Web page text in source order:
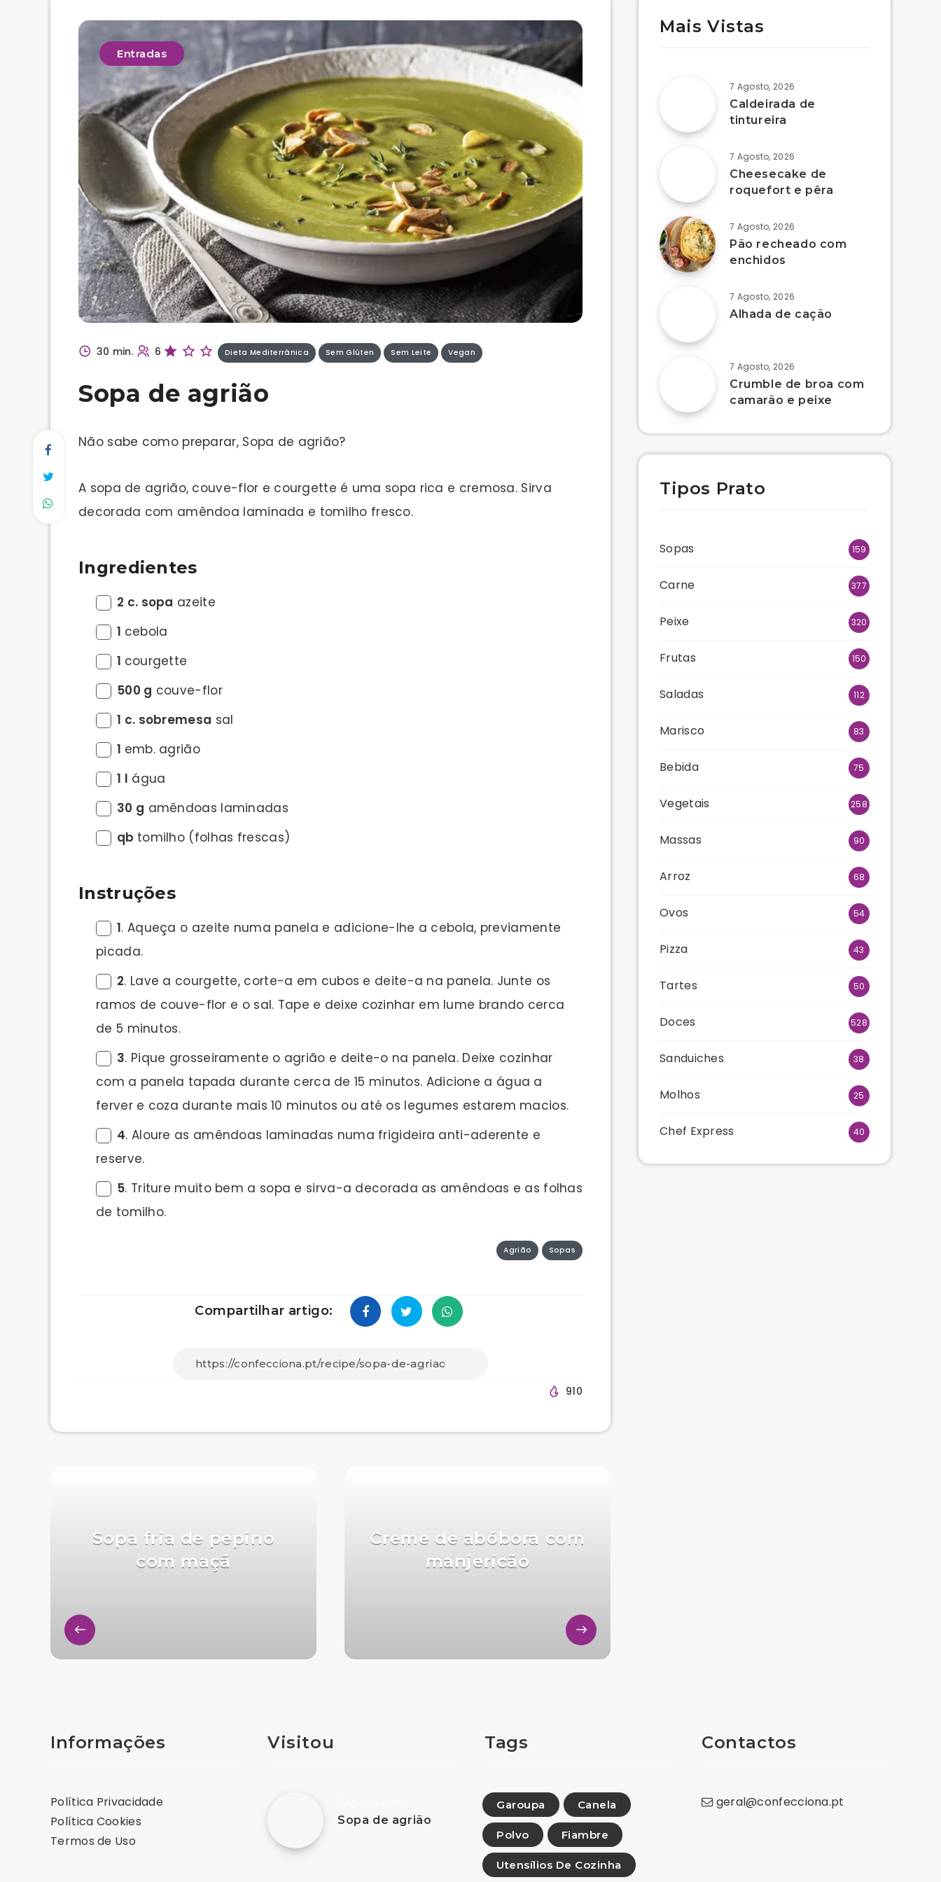
Entradas
30 min. 6 Dieta Mediterrânica Sem Glúten Sem Leite Vegan
Sopa de agrião
Não sabe como preparar, Sopa de agrião?
A sopa de agrião, couve-flor e courgette é uma sopa rica e cremosa. Sirva
decorada com amêndoa laminada e tomilho fresco.
Ingredientes
2 c. sopa azeite
1 cebola
1 courgette
500 g couve-flor
1 c. sobremesa sal
1 emb. agrião
1 l água
30 g amêndoas laminadas
qb tomilho (folhas frescas)
Instruções
1. Aqueça o azeite numa panela e adicione-lhe a cebola, previamente
picada.
2. Lave a courgette, corte-a em cubos e deite-a na panela. Junte os
ramos de couve-flor e o sal. Tape e deixe cozinhar em lume brando cerca
de 5 minutos.
3. Pique grosseiramente o agrião e deite-o na panela. Deixe cozinhar
com a panela tapada durante cerca de 15 minutos. Adicione a água a
ferver e coza durante mais 10 minutos ou até os legumes estarem macios.
4. Aloure as amêndoas laminadas numa frigideira anti-aderente e
reserve.
5. Triture muito bem a sopa e sirva-a decorada as amêndoas e as folhas
de tomilho.
Agrião Sopas
Compartilhar artigo:
910
Creme de abóbora com
manjericão
Sopa fria de pepino
com maçã
Mais Vistas
7 Agosto, 2026
Caldeirada de
tintureira
7 Agosto, 2026
Cheesecake de
roquefort e pêra
7 Agosto, 2026
Pão recheado com
enchidos
7 Agosto, 2026
Alhada de cação
7 Agosto, 2026
Crumble de broa com
camarão e peixe
Tipos Prato
Sopas 159
Carne 377
Peixe 320
Frutas 150
Saladas 112
Marisco 83
Bebida 75
Vegetais 258
Massas 90
Arroz 68
Ovos 54
Pizza 43
Tartes 50
Doces 528
Sanduiches 38
Molhos 25
Chef Express 40
Informações
Política Privacidade
Política Cookies
Termos de Uso
Visitou
Sopa de agrião
Tags
Garoupa Canela
Polvo Fiambre
Utensílios De Cozinha
Contactos
geral@confecciona.pt